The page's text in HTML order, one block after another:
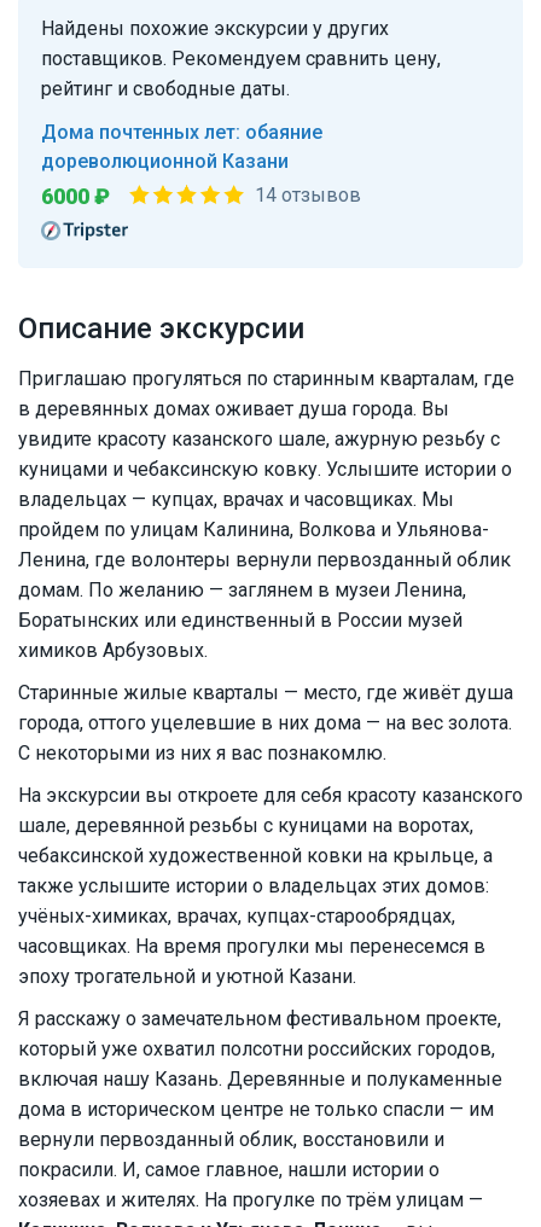
Описание экскурсии
Приглашаю прогуляться по старинным кварталам, где
в деревянных домах оживает душа города. Вы
увидите красоту казанского шале, ажурную резьбу с
куницами и чебаксинскую ковку. Услышите истории о
владельцах — купцах, врачах и часовщиках. Мы
пройдем по улицам Калинина, Волкова и Ульянова-
Ленина, где волонтеры вернули первозданный облик
домам. По желанию — заглянем в музеи Ленина,
Боратынских или единственный в России музей
химиков Арбузовых.
Старинные жилые кварталы — место, где живёт душа
города, оттого уцелевшие в них дома — на вес золота.
С некоторыми из них я вас познакомлю.
На экскурсии вы откроете для себя красоту казанского
шале, деревянной резьбы с куницами на воротах,
чебаксинской художественной ковки на крыльце, а
также услышите истории о владельцах этих домов:
учёных-химиках, врачах, купцах-старообрядцах,
часовщиках. На время прогулки мы перенесемся в
эпоху трогательной и уютной Казани.
Я расскажу о замечательном фестивальном проекте,
который уже охватил полсотни российских городов,
включая нашу Казань. Деревянные и полукаменные
дома в историческом центре не только спасли — им
вернули первозданный облик, восстановили и
покрасили. И, самое главное, нашли истории о
хозяевах и жителях. На прогулке по трём улицам —
Найдены похожие экскурсии у других
поставщиков. Рекомендуем сравнить цену,
рейтинг и свободные даты.
Дома почтенных лет: обаяние
дореволюционной Казани
6000 ₽ 14 отзывов